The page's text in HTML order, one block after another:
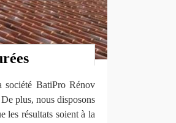
société BatiPro Rénov
plus, nous disposons
les résultats soient à la